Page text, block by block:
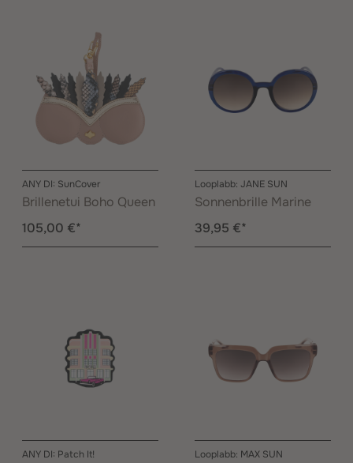
ANY DI: SunCover
Brillenetui Boho Queen
105,00 €*
Looplabb: JANE SUN
Sonnenbrille Marine
39,95 €*
ANY DI: Patch It! Looplabb: MAX SUN